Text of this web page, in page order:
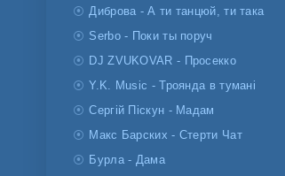
Диброва - А ти танцюй, ти така
Serbo - Поки ты поруч
DJ ZVUKOVAR - Просекко
Y.K. Music - Троянда в тумані
Сергій Піскун - Мадам
Макс Барских - Стерти Чат
Бурла - Дама